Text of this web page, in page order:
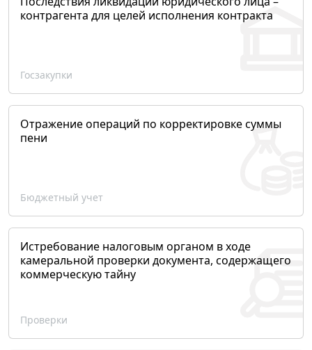
контрагента для целей исполнения контракта
Госзакупки
Отражение операций по корректировке суммы
пени
Бюджетный учет
Истребование налоговым органом в ходе
камеральной проверки документа, содержащего
коммерческую тайну
Проверки